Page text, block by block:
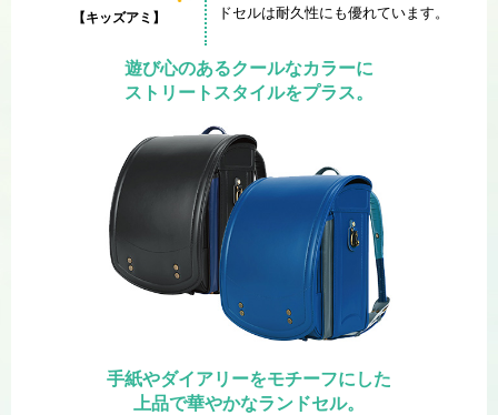
【キッズアミ】
ドセルは耐久性にも優れています。
遊び心のあるクールなカラーに
ストリートスタイルをプラス。
手紙やダイアリーをモチーフにした
上品で華やかなランドセル。